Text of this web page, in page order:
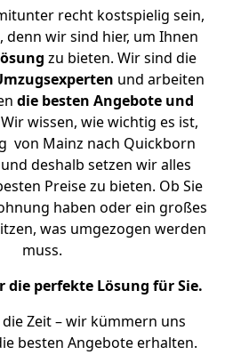
recht kostspielig sein,
denn wir sind hier, um Ihnen
zu bieten. Wir sind die
und arbeiten
die besten Angebote und
wissen, wie wichtig es ist,
von Mainz nach Quickborn
deshalb setzen wir alles
Preise zu bieten. Ob Sie
haben oder ein großes
was umgezogen werden
muss.
die perfekte Lösung für Sie.
die Zeit – wir kümmern uns
besten Angebote erhalten.